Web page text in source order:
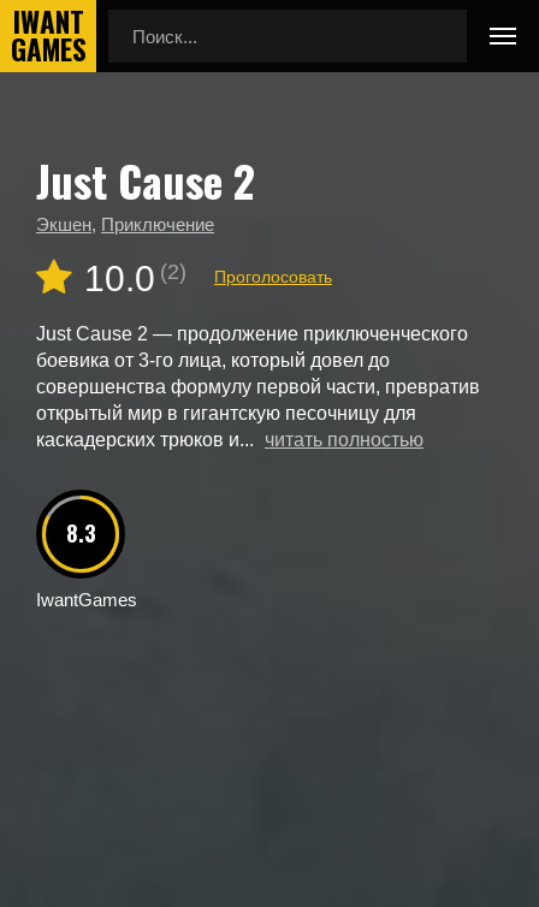
Главная
Новые игры
Just Cause 2
Just Cause 2
Экшен, Приключение
10.0 (2) Проголосовать
Just Cause 2 — продолжение приключенческого
боевика от 3-го лица, который довел до
совершенства формулу первой части, превратив
открытый мир в гигантскую песочницу для
каскадерских трюков и...
читать полностью
8.3
IwantGames